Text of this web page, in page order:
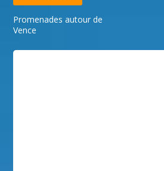
Promenades autour de
Vence